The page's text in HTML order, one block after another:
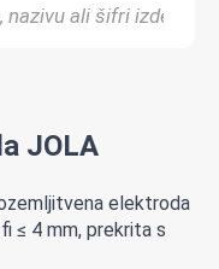
JOLA
elektroda
≤ 4 mm, prekrita s